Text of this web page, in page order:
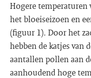
Hogere temperaturen
het bloeiseizoen en
(figuur 1). Door het
hebben de katjes van
aantallen pollen aan
aanhoudend hoge